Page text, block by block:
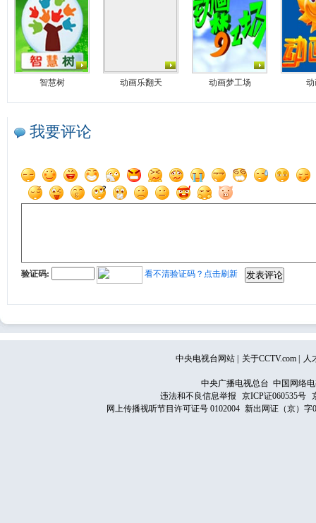
智慧树 动画乐翻天 动画梦工场 动
我要评论
验证码: 看不清验证码？点击刷新
中央电视台网站 关于CCTV.com 人
中央广播电视总台 中国网络
违法和不良信息举报
京ICP证060535号
网上传播视听节目许可证号 0102004 新出网证（京）